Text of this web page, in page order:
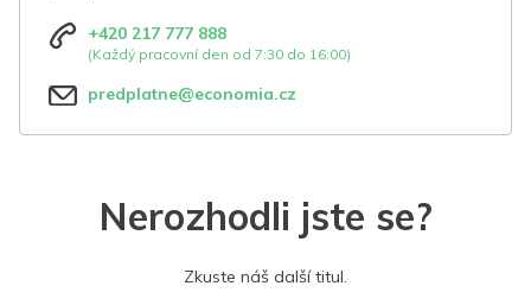
+420 217 777 888
(Každý pracovní den od 7:30 do 16:00)
predplatne@economia.cz
Nerozhodli jste se?
Zkuste náš další titul.